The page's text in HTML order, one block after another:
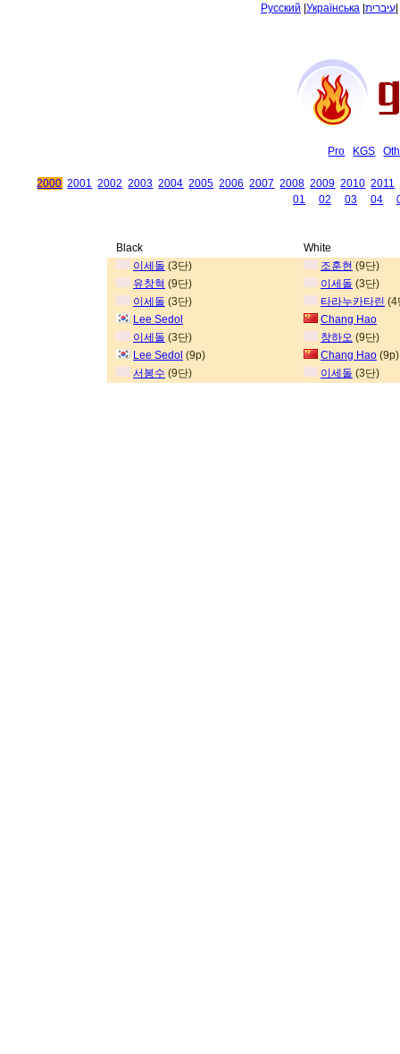
Русский Українська עיברית
Pro KGS
2000 2001 2002 2003 2004 2005 2006 2007 2008 2009 2010 2011
01
02 03 04
Black
White
이세돌 (3단) 조훈현 (9단)
유창혁 (9단) 이세돌 (3단)
이세돌 (3단) 타라누카타린 (4
Lee Sedol
Chang Hao
이세돌 (3단) 창하오 (9단)
Lee Sedol (9p) Chang Hao (9p)
서봉수 (9단) 이세돌 (3단)